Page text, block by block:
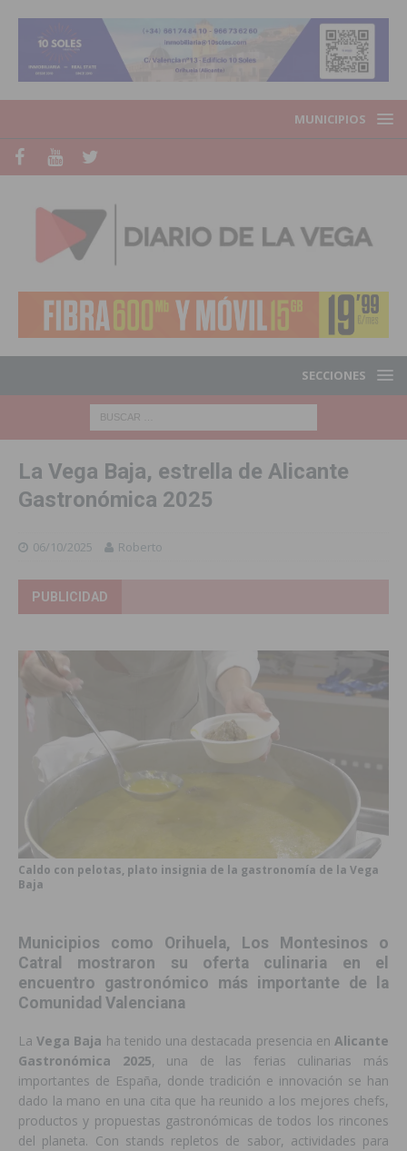
MUNICIPIOS
SECCIONES
La Vega Baja, estrella de Alicante
Gastronómica 2025
06/10/2025 Roberto
PUBLICIDAD
Caldo con pelotas, plato insignia de la gastronomía de la Vega
Baja
Municipios como Orihuela, Los Montesinos o
Catral mostraron su oferta culinaria en el
encuentro gastronómico más importante de la
Comunidad Valenciana
LaVega Baja ha tenido una destacada presencia enAlicante
Gastronómica 2025, una de las ferias culinarias más
importantes de España, donde tradición e innovación se han
dado la mano en una cita que ha reunido a los mejores chefs,
productos y propuestas gastronómicas de todos los rincones
del planeta. Con stands repletos de sabor, actividades para